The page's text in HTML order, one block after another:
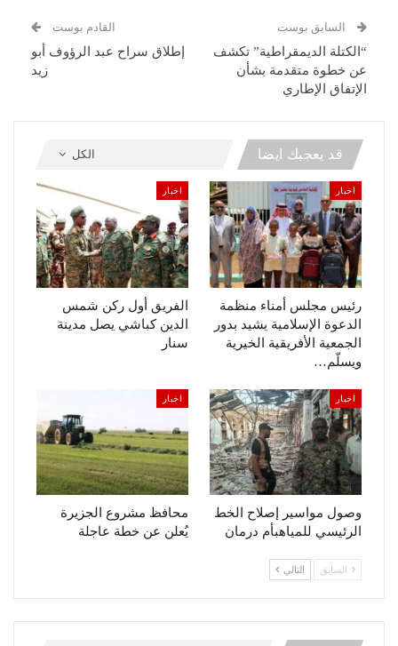
السابق بوست
“الكتلة الديمقراطية” تكشف
عن خطوة متقدمة بشأن
الإتفاق الإطاري
القادم بوست
إطلاق سراح عبد الرؤوف أبو
زيد
الكل قد يعجبك ايضا
اخبار
رئيس مجلس أمناء منظمة
الدعوة الإسلامية يشيد بدور
الجمعية الأفريقية الخيرية
ويسلّم…
اخبار
الفريق أول ركن شمس
الدين كباشي يصل مدينة
سنار
اخبار
وصول مواسير إصلاح الخط
الرئيسي للمياهبأم درمان
اخبار
محافظ مشروع الجزيرة
يُعلن عن خطة عاجلة
السابق التالي